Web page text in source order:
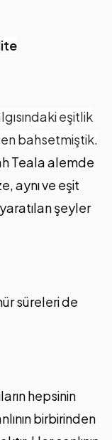
eşitlik
bahsetmiştik.
Teala alemde
aynı ve eşit
şeyler
süreleri de
hepsinin
birbirinden